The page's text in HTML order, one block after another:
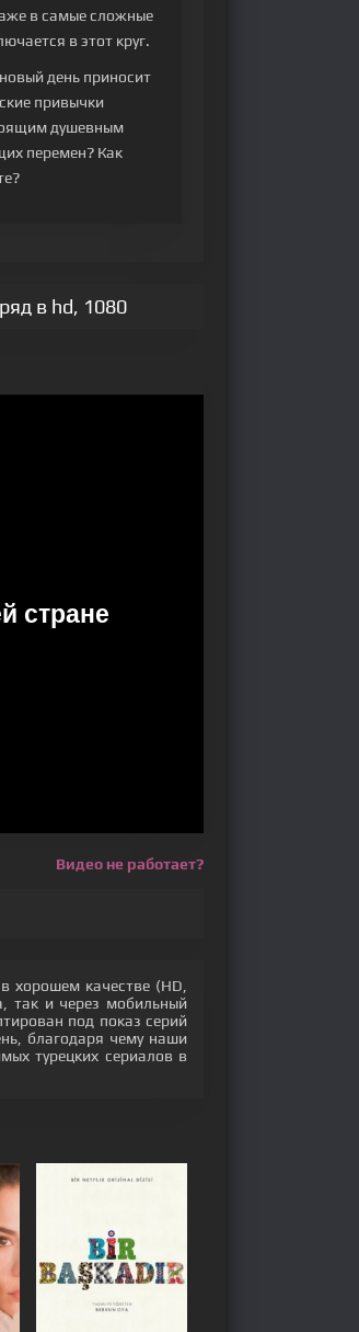
в самые сложные
в этот круг.
день приносит
привычки
душевным
перемен? Как
в hd, 1080
Видео не работает?
хорошем качестве (HD,
так и через мобильный
под показ серий
благодаря чему наши
турецких сериалов в